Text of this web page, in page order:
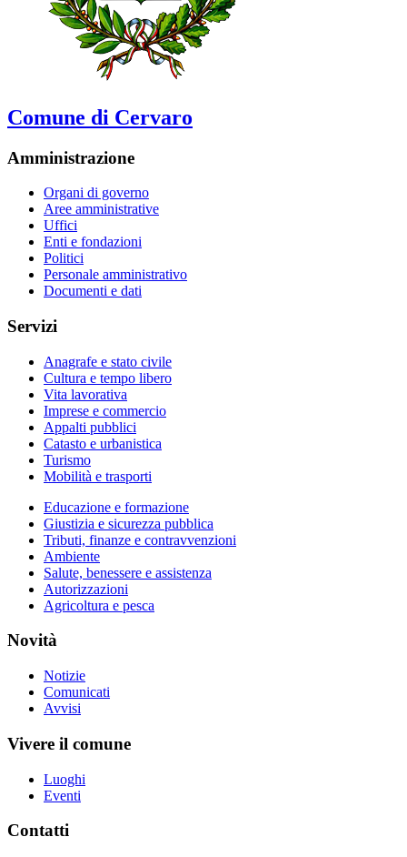
Comune di Cervaro
Amministrazione
Organi di governo
Aree amministrative
Uffici
Enti e fondazioni
Politici
Personale amministrativo
Documenti e dati
Servizi
Anagrafe e stato civile
Cultura e tempo libero
Vita lavorativa
Imprese e commercio
Appalti pubblici
Catasto e urbanistica
Turismo
Mobilità e trasporti
Educazione e formazione
Giustizia e sicurezza pubblica
Tributi, finanze e contravvenzioni
Ambiente
Salute, benessere e assistenza
Autorizzazioni
Agricoltura e pesca
Novità
Notizie
Comunicati
Avvisi
Vivere il comune
Luoghi
Eventi
Contatti